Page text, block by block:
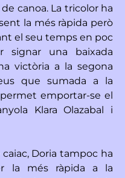
canoa. La tricolor ha
la més ràpida però
el seu temps en poc
signar una baixada
victòria a la segona
que sumada a la
emportar-se el
Klara Olazabal i
Doria tampoc ha
la més ràpida a la